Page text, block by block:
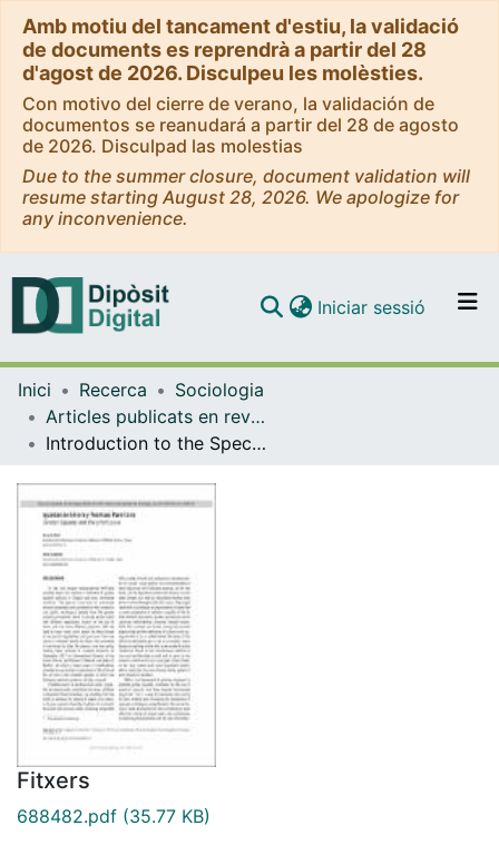
Amb motiu del tancament d'estiu, la validació
de documents es reprendrà a partir del 28
d'agost de 2026. Disculpeu les molèsties.
Con motivo del cierre de verano, la validación de
documentos se reanudará a partir del 28 de agosto
de 2026. Disculpad las molestias
Due to the summer closure, document validation will
resume starting August 28, 2026. We apologize for
any inconvenience.
Navega per tot el DD
Iniciar sessió (current)
Inici Recerca
Sociologia
Articles publicats en revistes (Sociologia)
Introduction to the Special Issue: Gender Equality and Parental Leave
Fitxers
688482.pdf (35.77 KB)